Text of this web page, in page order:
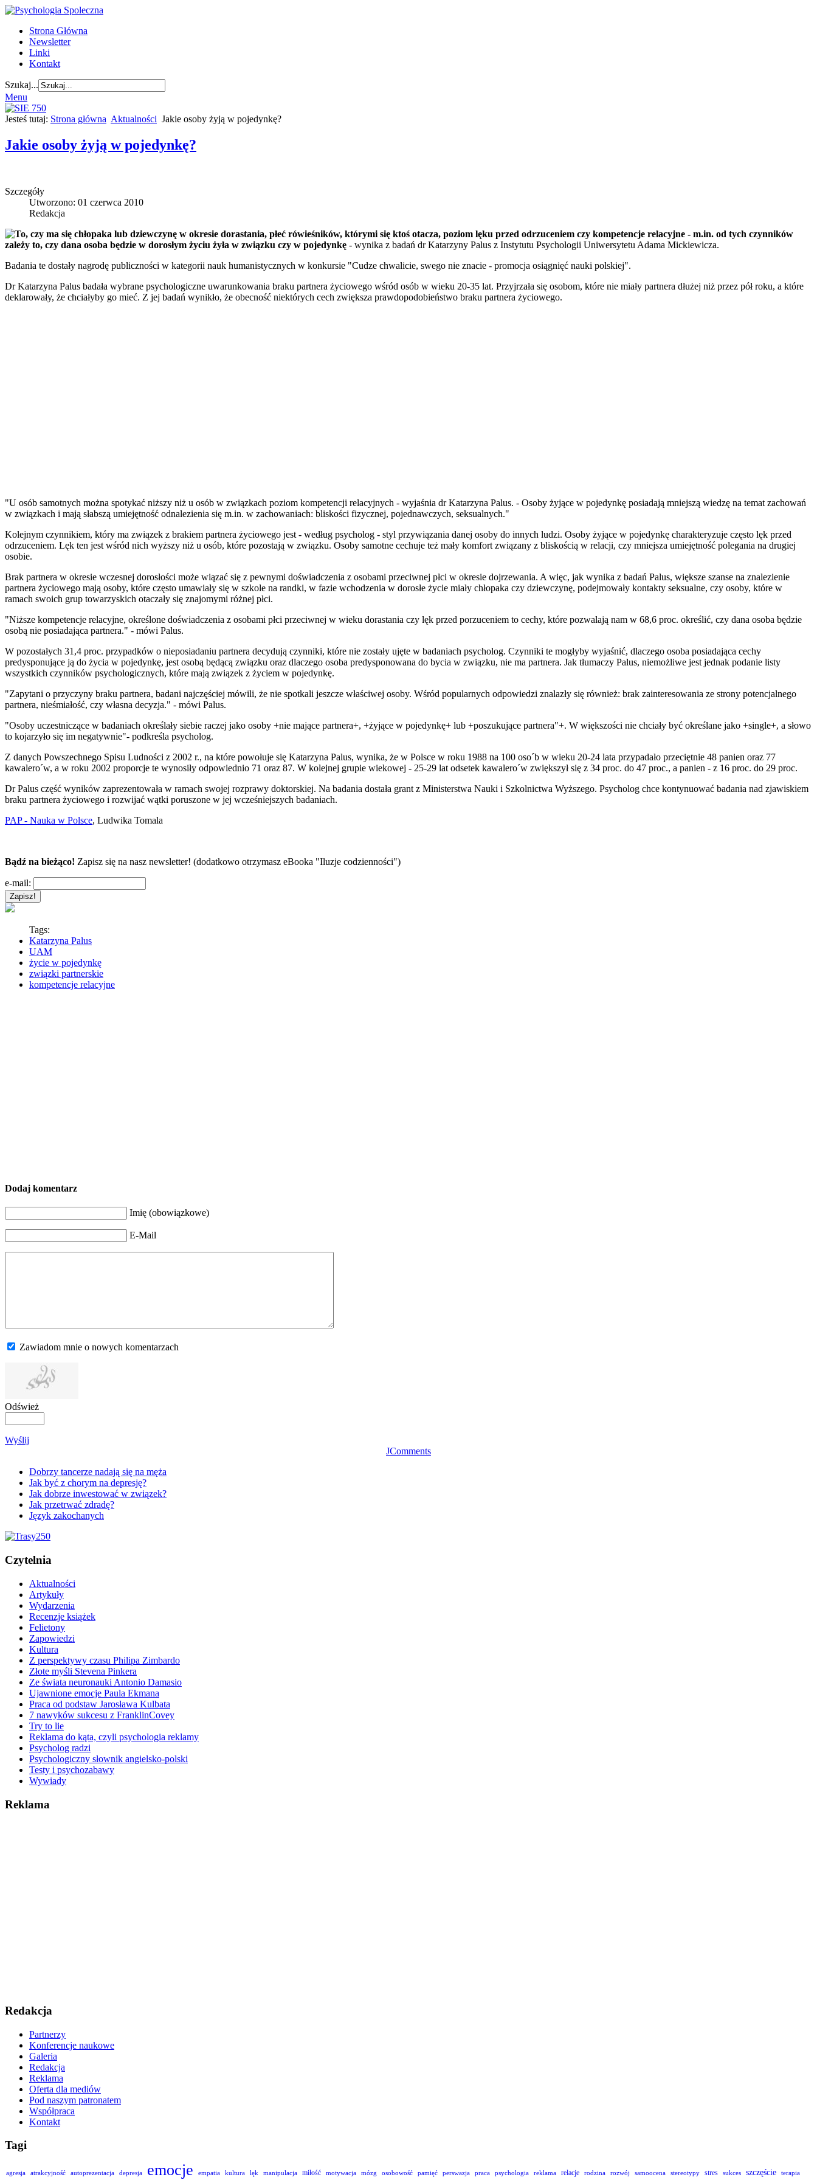
Strona Główna
Newsletter
Linki
Kontakt
Szukaj...
Menu
Jesteś tutaj: Strona główna Aktualności Jakie osoby żyją w pojedynkę?
Jakie osoby żyją w pojedynkę?
Szczegóły
Utworzono: 01 czerwca 2010
Redakcja
To, czy ma się chłopaka lub dziewczynę w okresie dorastania, płeć rówieśników, którymi się ktoś otacza, poziom lęku przed odrzuceniem czy kompetencje relacyjne - m.in. od tych czynników
zależy to, czy dana osoba będzie w dorosłym życiu żyła w związku czy w pojedynkę - wynika z badań dr Katarzyny Palus z Instytutu Psychologii Uniwersytetu Adama Mickiewicza.
Badania te dostały nagrodę publiczności w kategorii nauk humanistycznych w konkursie "Cudze chwalicie, swego nie znacie - promocja osiągnięć nauki polskiej".
Dr Katarzyna Palus badała wybrane psychologiczne uwarunkowania braku partnera życiowego wśród osób w wieku 20-35 lat. Przyjrzała się osobom, które nie miały partnera dłużej niż przez pół roku, a które
deklarowały, że chciałyby go mieć. Z jej badań wynikło, że obecność niektórych cech zwiększa prawdopodobieństwo braku partnera życiowego.
"U osób samotnych można spotykać niższy niż u osób w związkach poziom kompetencji relacyjnych - wyjaśnia dr Katarzyna Palus. - Osoby żyjące w pojedynkę posiadają mniejszą wiedzę na temat zachowań
w związkach i mają słabszą umiejętność odnalezienia się m.in. w zachowaniach: bliskości fizycznej, pojednawczych, seksualnych."
Kolejnym czynnikiem, który ma związek z brakiem partnera życiowego jest - według psycholog - styl przywiązania danej osoby do innych ludzi. Osoby żyjące w pojedynkę charakteryzuje często lęk przed
odrzuceniem. Lęk ten jest wśród nich wyższy niż u osób, które pozostają w związku. Osoby samotne cechuje też mały komfort związany z bliskością w relacji, czy mniejsza umiejętność polegania na drugiej
osobie.
Brak partnera w okresie wczesnej dorosłości może wiązać się z pewnymi doświadczenia z osobami przeciwnej płci w okresie dojrzewania. A więc, jak wynika z badań Palus, większe szanse na znalezienie
partnera życiowego mają osoby, które często umawiały się w szkole na randki, w fazie wchodzenia w dorosłe życie miały chłopaka czy dziewczynę, podejmowały kontakty seksualne, czy osoby, które w
ramach swoich grup towarzyskich otaczały się znajomymi różnej płci.
"Niższe kompetencje relacyjne, określone doświadczenia z osobami płci przeciwnej w wieku dorastania czy lęk przed porzuceniem to cechy, które pozwalają nam w 68,6 proc. określić, czy dana osoba będzie
osobą nie posiadająca partnera." - mówi Palus.
W pozostałych 31,4 proc. przypadków o nieposiadaniu partnera decydują czynniki, które nie zostały ujęte w badaniach psycholog. Czynniki te mogłyby wyjaśnić, dlaczego osoba posiadająca cechy
predysponujące ją do życia w pojedynkę, jest osobą będącą związku oraz dlaczego osoba predysponowana do bycia w związku, nie ma partnera. Jak tłumaczy Palus, niemożliwe jest jednak podanie listy
wszystkich czynników psychologicznych, które mają związek z życiem w pojedynkę.
"Zapytani o przyczyny braku partnera, badani najczęściej mówili, że nie spotkali jeszcze właściwej osoby. Wśród popularnych odpowiedzi znalazły się również: brak zainteresowania ze strony potencjalnego
partnera, nieśmiałość, czy własna decyzja." - mówi Palus.
"Osoby uczestniczące w badaniach określały siebie raczej jako osoby +nie mające partnera+, +żyjące w pojedynkę+ lub +poszukujące partnera"+. W większości nie chciały być określane jako +single+, a słowo
to kojarzyło się im negatywnie"- podkreśla psycholog.
Z danych Powszechnego Spisu Ludności z 2002 r., na które powołuje się Katarzyna Palus, wynika, że w Polsce w roku 1988 na 100 oso´b w wieku 20-24 lata przypadało przeciętnie 48 panien oraz 77
kawalero´w, a w roku 2002 proporcje te wynosiły odpowiednio 71 oraz 87. W kolejnej grupie wiekowej - 25-29 lat odsetek kawalero´w zwiększył się z 34 proc. do 47 proc., a panien - z 16 proc. do 29 proc.
Dr Palus część wyników zaprezentowała w ramach swojej rozprawy doktorskiej. Na badania dostała grant z Ministerstwa Nauki i Szkolnictwa Wyższego. Psycholog chce kontynuować badania nad zjawiskiem
braku partnera życiowego i rozwijać wątki poruszone w jej wcześniejszych badaniach.
PAP - Nauka w Polsce, Ludwika Tomala
Bądź na bieżąco! Zapisz się na nasz newsletter! (dodatkowo otrzymasz eBooka "Iluzje codzienności")
e-mail:
Tags:
Katarzyna Palus
UAM
życie w pojedynkę
związki partnerskie
kompetencje relacyjne
Dodaj komentarz
Imię (obowiązkowe)
E-Mail
Zawiadom mnie o nowych komentarzach
Odśwież
Wyślij
JComments
Dobrzy tancerze nadają się na męża
Jak być z chorym na depresję?
Jak dobrze inwestować w związek?
Jak przetrwać zdradę?
Język zakochanych
Czytelnia
Aktualności
Artykuły
Wydarzenia
Recenzje książek
Felietony
Zapowiedzi
Kultura
Z perspektywy czasu Philipa Zimbardo
Złote myśli Stevena Pinkera
Ze świata neuronauki Antonio Damasio
Ujawnione emocje Paula Ekmana
Praca od podstaw Jarosława Kulbata
7 nawyków sukcesu z FranklinCovey
Try to lie
Reklama do kąta, czyli psychologia reklamy
Psycholog radzi
Psychologiczny słownik angielsko-polski
Testy i psychozabawy
Wywiady
Reklama
Redakcja
Partnerzy
Konferencje naukowe
Galeria
Redakcja
Reklama
Oferta dla mediów
Pod naszym patronatem
Współpraca
Kontakt
Tagi
agresja atrakcyjność autoprezentacja depresja emocje empatia kultura lęk manipulacja miłość motywacja mózg osobowość pamięć perswazja praca psychologia reklama relacje rodzina rozwój samoocena stereotypy stres sukces szczęście terapia